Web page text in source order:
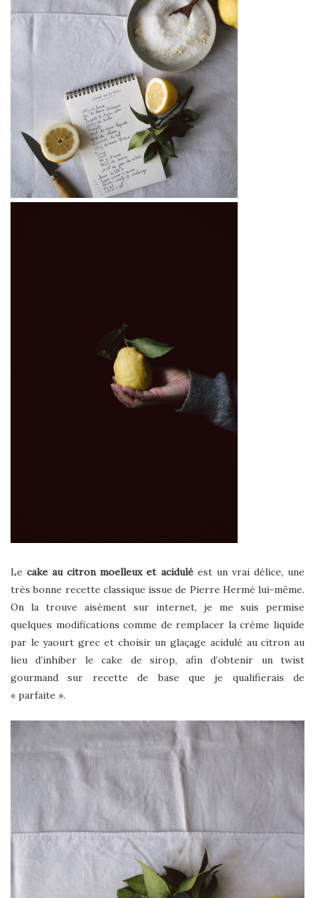
Lecake au citron moelleux et aciduléest un vrai délice, une
très bonne recette classique issue de Pierre Hermé lui-même.
On la trouve aisément sur internet, je me suis permise
quelques modifications comme de remplacer la crème liquide
par le yaourt grec et choisir un glaçage acidulé au citron au
lieu d’inhiber le cake de sirop, afin d’obtenir un twist
gourmand sur recette de base que je qualifierais de
« parfaite ».